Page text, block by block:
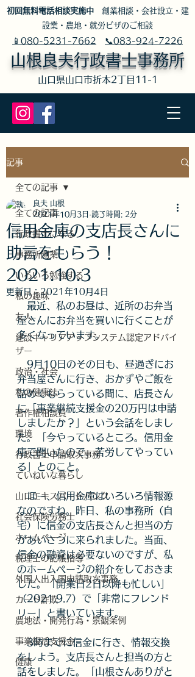
​初回無料電話相談実施中創業相談・会社設立・建
設業・農地・就労ビザのご相談
山根良夫行政書士事務所
​山口県山口市折本2丁目11-1
📱080-5231-7662 📞083-924-7226
記事
全ての記事
行政書士になる
事務所開業
いろいろ勉強する
私の趣味
友人
建設キャリアアップシステム認定アドバイ
ザー
政治・社会
私の健康法
著作権相談員
環境
行政書士申請取次事務
ていねいな暮らし
山口エキスパートバンク
社会保険労務士
ホームページ
税理士の記帳指導
外国人出入国申請取次事務
カード詐欺
農地法・開発行為・景観条例
事業復活支援金
健康
全ての記事
信用金庫の支店長さんに
助言をもらう！
2021.10.3
良夫 山根
2021年10月3日 読了時間: 2分
更新日：2021年10月4日
最近、私のお昼は、近所のお弁当
屋さんにお弁当を買いに行くことが
多くなっています。
9月10日のその日も、昼過ぎにお
弁当屋さんに行き、おかずやご飯を
詰めてもらっている間に、店長さん
に「事業継続支援金の20万円は申請
しましたか？」という会話をしまし
た。「今やっているところ。信用金
庫で聞いたので、苦労してやってい
る」とのこと。
ほー、信用金庫はいろいろ情報源
なのですね。昨日、私の事務所（自
宅）に信金の支店長さんと担当の方
があいさつに来られました。当面、
信金の融資は必要ないのですが、私
のホームページの紹介をしておきま
した。「開業日2日以降も忙しい」
（2021.9.7）で「非常にフレンド
リー」と書いています。
3時までに信金に行き、情報交換
をしよう。支店長さんと担当の方と
話をしました。「山根さんありがと